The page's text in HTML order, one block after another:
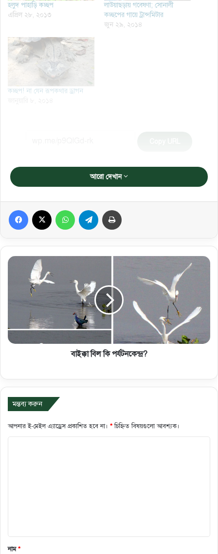
হলুদ পাহাড়ি কচ্ছপ
এপ্রিল ২৮, ২০১৩
লাউয়াছড়ায় গবেষণা; সোনালী
কচ্ছপের গায়ে ট্রান্সমিটার
জুন ২৯, ২০১৪
কচ্ছপ! না যেন রূপকথার ড্রাগন
আরো দেখান
বাইক্কা বিল কি পর্যটনকেন্দ্র?
মন্তব্য করুন
আপনার ই-মেইল এ্যাড্রেস প্রকাশিত হবে না। *চিহ্নিত বিষয়গুলো আবশ্যক।
নাম*